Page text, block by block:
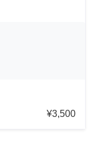
¥3,500